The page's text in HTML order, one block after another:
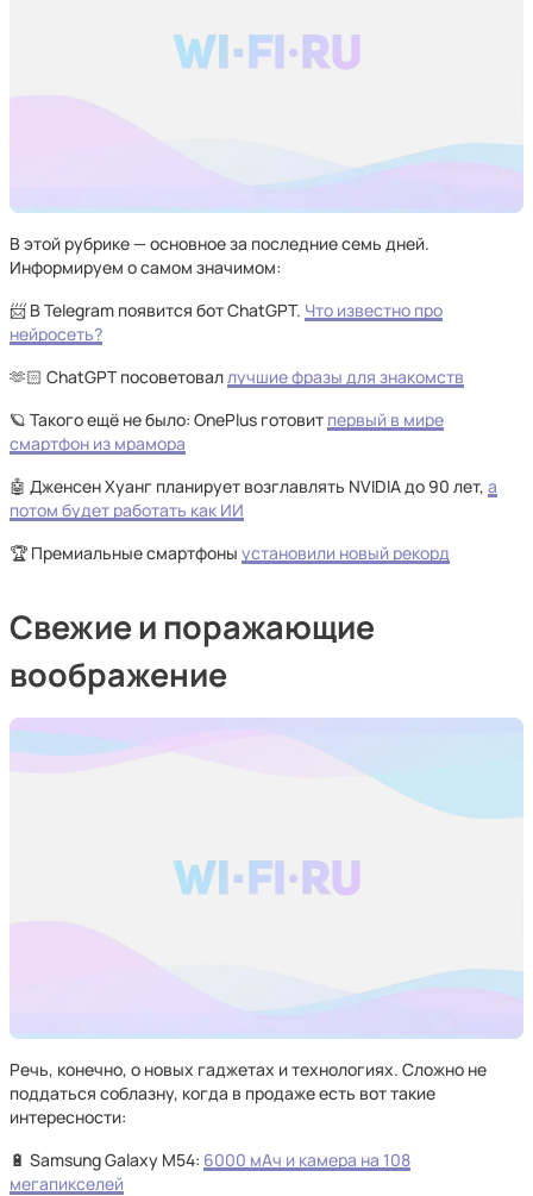
В этой рубрике — основное за последние семь дней.
Информируем о самом значимом:
📨 В Telegram появится бот ChatGPT. Что известно про
нейросеть?
🫶🏻 ChatGPT посоветоваллучшие фразы для знакомств
🪐 Такого ещё не было: OnePlus готовит первый в мире
смартфон из мрамора
🤖 Дженсен Хуанг планирует возглавлять NVIDIA до 90 лет, а
потом будет работать как ИИ
🏆 Премиальные смартфоны установили новый рекорд
Свежие и поражающие
воображение
Речь, конечно, о новых гаджетах и технологиях. Сложно не
поддаться соблазну, когда в продаже есть вот такие
интересности:
🔋 Samsung Galaxy M54: 6000 мАч и камера на 108
мегапикселей